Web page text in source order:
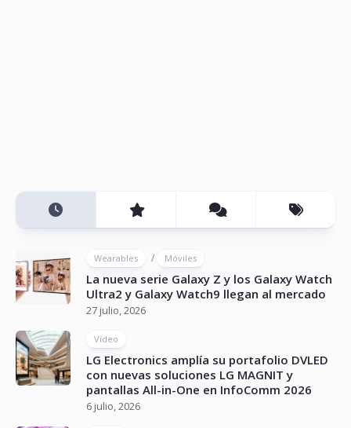
Wearables / Móviles
La nueva serie Galaxy Z y los Galaxy Watch
Ultra2 y Galaxy Watch9 llegan al mercado
27 julio, 2026
Vídeo
LG Electronics amplía su portafolio DVLED
con nuevas soluciones LG MAGNIT y
pantallas All-in-One en InfoComm 2026
6 julio, 2026